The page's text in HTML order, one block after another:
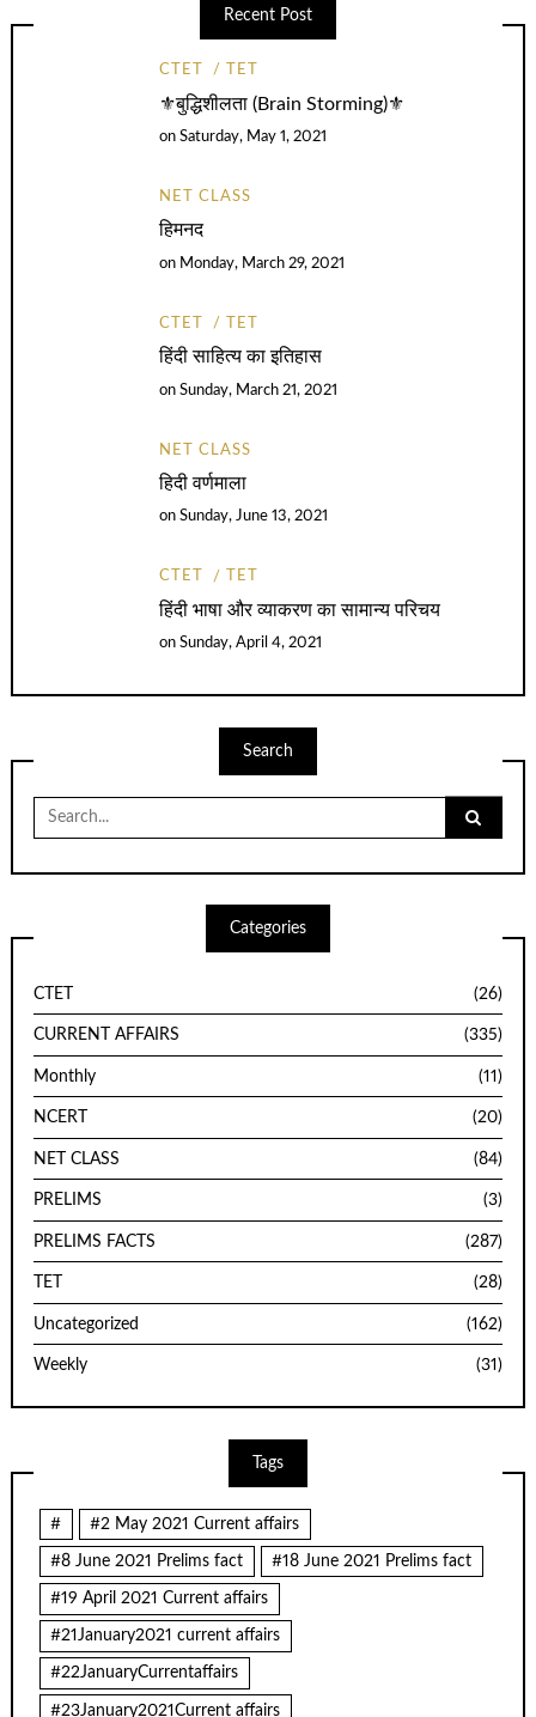
Recent Post
CTET TET
⚜️बुद्धिशीलता (Brain Storming)⚜️
onSaturday, May 1, 2021
NET CLASS
हिमनद
on Monday, March 29, 2021
CTET TET
हिंदी साहित्य का इतिहास
onSunday, March 21, 2021
NET CLASS
हिदी वर्णमाला
onSunday, June 13, 2021
CTET TET
हिंदी भाषा और व्याकरण का सामान्य परिचय
onSunday, April 4, 2021
Search
for:
Categories
CTET (26)
CURRENT AFFAIRS (335)
Monthly (11)
NCERT (20)
NET CLASS (84)
PRELIMS (3)
PRELIMS FACTS (287)
TET (28)
Uncategorized (162)
Weekly (31)
Tags
# #2 May 2021 Current affairs
#8 June 2021 Prelims fact #18 June 2021 Prelims fact
#19 April 2021 Current affairs
#21January2021 current affairs
#22JanuaryCurrentaffairs
#23January2021Current affairs